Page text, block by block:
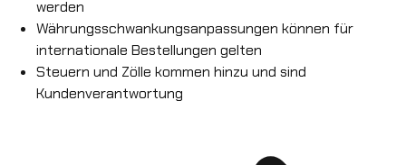
werden
Währungsschwankungsanpassungen können für
internationale Bestellungen gelten
Steuern und Zölle kommen hinzu und sind
Kundenverantwortung